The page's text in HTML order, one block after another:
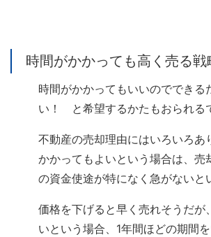
時間がかかっても高く売る戦
時間がかかってもいいのでできる
い！ と希望するかたもおられる
不動産の売却理由にはいろいろあ
かかってもよいという場合は、売
の資金使途が特になく急がないと
価格を下げると早く売れそうだが
いという場合、1年間ほどの期間